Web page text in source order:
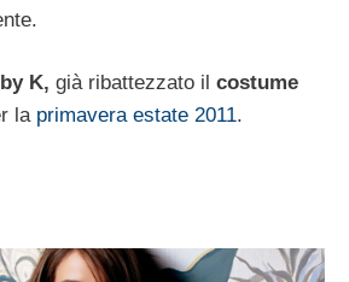
K, già ribattezzato il costume
la primavera estate 2011.